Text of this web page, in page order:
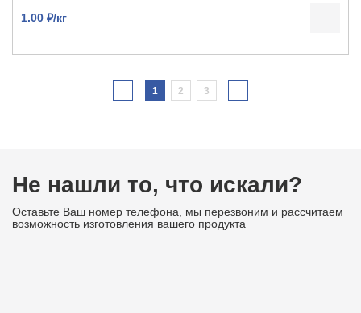
1.00 ₽/кг
1 2 3
Не нашли то, что искали?
Оставьте Ваш номер телефона, мы перезвоним и рассчитаем
возможность изготовления вашего продукта